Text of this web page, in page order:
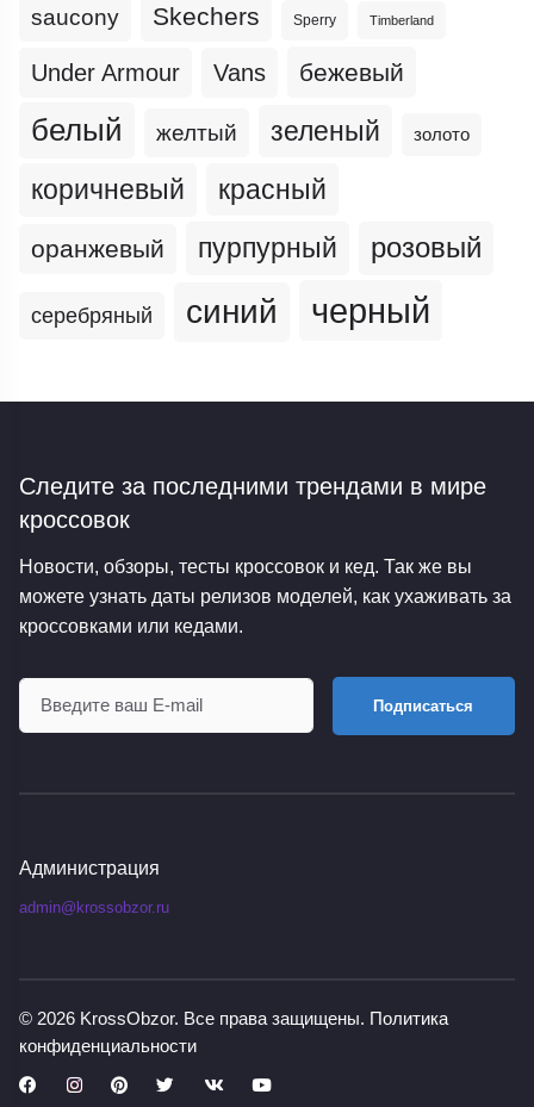
saucony Skechers Sperry Timberland
Under Armour Vans бежевый
белый желтый зеленый золото
коричневый красный
оранжевый пурпурный розовый
серебряный синий черный
Следите за последними трендами в мире
кроссовок
Новости, обзоры, тесты кроссовок и кед. Так же вы
можете узнать даты релизов моделей, как ухаживать за
кроссовками или кедами.
Подписаться
Администрация
admin@krossobzor.ru
© 2026 KrossObzor. Все права защищены. Политика
конфиденциальности